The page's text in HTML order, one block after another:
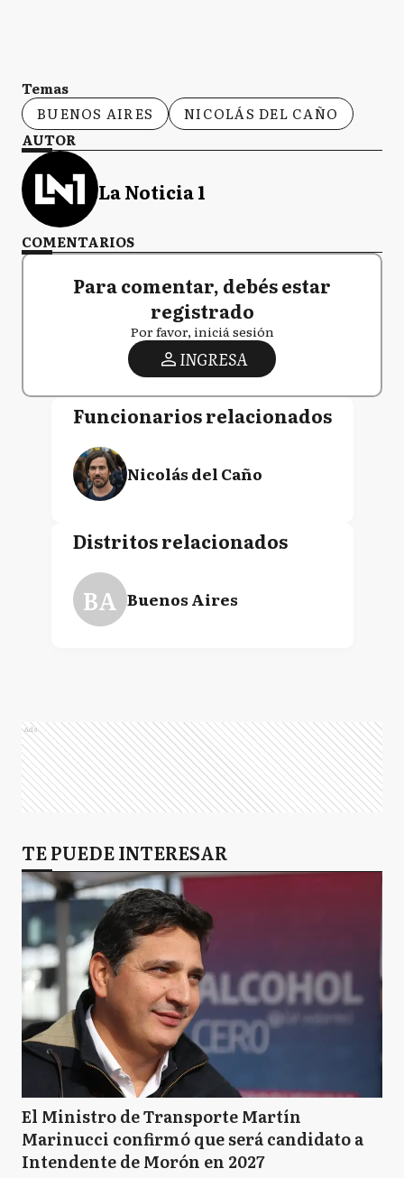
Temas
BUENOS AIRES
NICOLÁS DEL CAÑO
AUTOR
La Noticia 1
COMENTARIOS
Para comentar, debés estar
registrado
Por favor, iniciá sesión
INGRESA
Funcionarios relacionados
Nicolás del Caño
Distritos relacionados
BA Buenos Aires
Ads
TE PUEDE INTERESAR
El Ministro de Transporte Martín
Marinucci confirmó que será candidato a
Intendente de Morón en 2027